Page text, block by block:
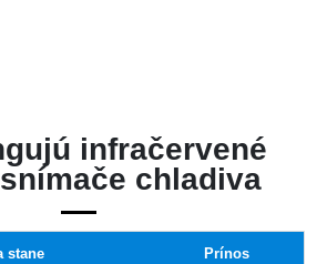
infračervené
snímače chladiva
stane Prínos